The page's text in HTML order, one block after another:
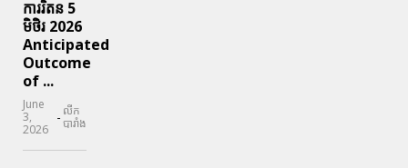
ការរិតន 5
មិថិរ 2026
Anticipated
Outcome
of ...
June
3,
2026
- លីក
បារាំង